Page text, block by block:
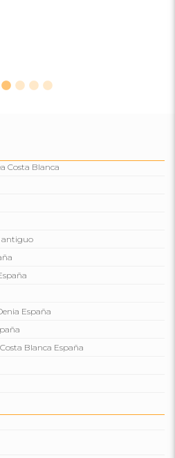
Costa Blanca
antiguo
España
Blanca España